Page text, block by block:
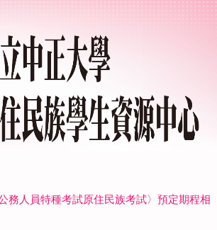
務人員特種考試原住民族考試〉預定期程相